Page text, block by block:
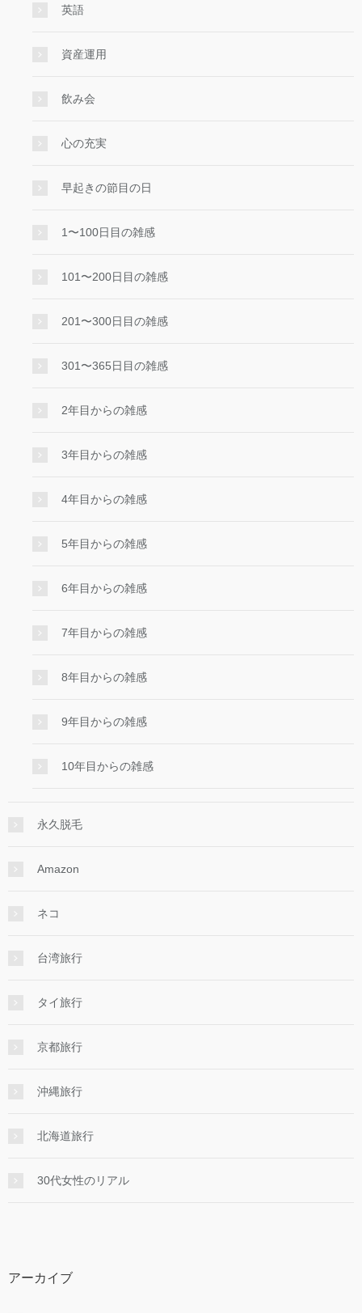
英語
資産運用
飲み会
心の充実
早起きの節目の日
1〜100日目の雑感
101〜200日目の雑感
201〜300日目の雑感
301〜365日目の雑感
2年目からの雑感
3年目からの雑感
4年目からの雑感
5年目からの雑感
6年目からの雑感
7年目からの雑感
8年目からの雑感
9年目からの雑感
10年目からの雑感
永久脱毛
Amazon
ネコ
台湾旅行
タイ旅行
京都旅行
沖縄旅行
北海道旅行
30代女性のリアル
アーカイブ